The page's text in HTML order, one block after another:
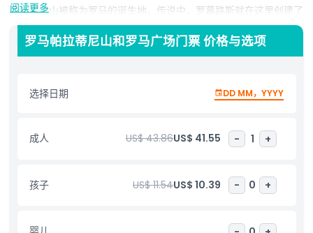
帕拉蒂尼山被称为罗马的诞生地。传说中，罗慕路斯就在这里创建了
这座城市，使其成为最重要的历史遗址之一。漫步于遗址间，您将看
到帝国宫殿、古老住宅的遗迹以及俯瞰下方罗马广场的壮丽景观。帕
拉蒂尼山为您提供了从热闹的罗马街道逃离的宁静之所，让您想象古
罗马广场是古罗马政治、社会和商业生活的中心。这片广阔的区域曾
旋门和罗马元老院所在地库里亚。漫步于罗马广场，仿佛走进历史，
参观帕拉蒂尼山和罗马广场是体验罗马丰富历史的必游之地。无论您
是历史爱好者、建筑爱好者，还是想探索古代世界奇观的旅行者，这
山和罗马广场门票，沉浸于这座永恒之城迷人的过去。
阅读更多
罗马帕拉蒂尼山和罗马广场门票 价格与选项
选择日期 DD MM，YYYY
成人 US$ 43.86US$ 41.55 - 1 +
孩子 US$ 11.54US$ 10.39 - 0 +